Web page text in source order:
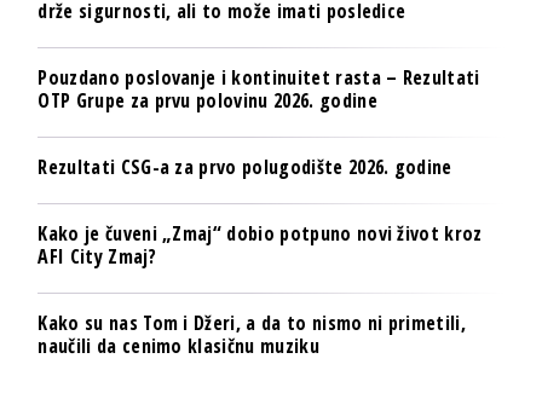
drže sigurnosti, ali to može imati posledice
Pouzdano poslovanje i kontinuitet rasta – Rezultati
OTP Grupe za prvu polovinu 2026. godine
Rezultati CSG-a za prvo polugodište 2026. godine
Kako je čuveni „Zmaj“ dobio potpuno novi život kroz
AFI City Zmaj?
Kako su nas Tom i Džeri, a da to nismo ni primetili,
naučili da cenimo klasičnu muziku